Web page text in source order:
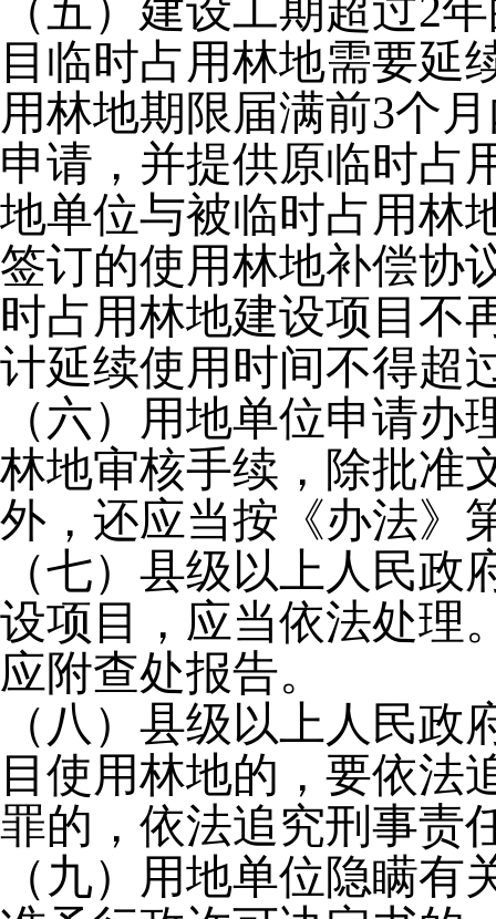
（五）建设工期超过2
目临时占用林地需要延
用林地期限届满前3个
申请，并提供原临时占
地单位与被临时占用林
签订的使用林地补偿协
时占用林地建设项目不
计延续使用时间不得超
（六）用地单位申请
林地审核手续，除批准
外，还应当按《办法》
（七）县级以上人民
设项目，应当依法处理
应附查处报告。
（八）县级以上人民
目使用林地的，要依法
罪的，依法追究刑事责
（九）用地单位隐瞒